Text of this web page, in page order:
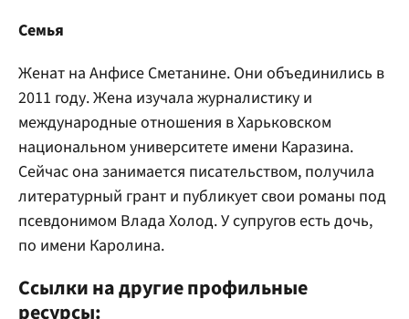
Семья
Женат на Анфисе Сметанине. Они объединились в
2011 году. Жена изучала журналистику и
международные отношения в Харьковском
национальном университете имени Каразина.
Сейчас она занимается писательством, получила
литературный грант и публикует свои романы под
псевдонимом Влада Холод. У супругов есть дочь,
по имени Каролина.
Ссылки на другие профильные
ресурсы: